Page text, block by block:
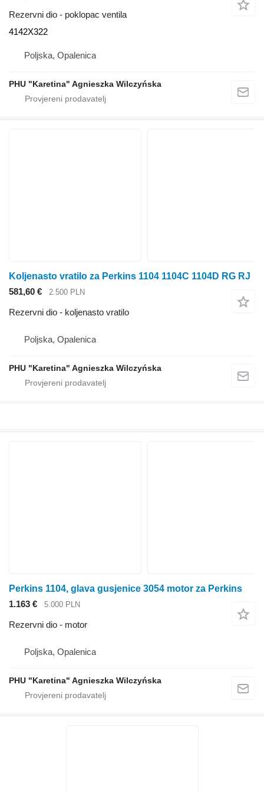
Rezervni dio - poklopac ventila
4142X322
Poljska, Opalenica
PHU "Karetina" Agnieszka Wilczyńska
Koljenasto vratilo za Perkins 1104 1104C 1104D RG RJ
581,60 €
2.500 PLN
Rezervni dio - koljenasto vratilo
Poljska, Opalenica
PHU "Karetina" Agnieszka Wilczyńska
Perkins 1104, glava gusjenice 3054 motor za Perkins
1.163 €
5.000 PLN
Rezervni dio - motor
Poljska, Opalenica
PHU "Karetina" Agnieszka Wilczyńska